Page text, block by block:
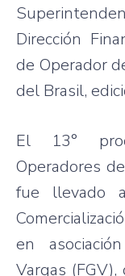
Dirección
de Operador
del Brasil,
El 13°
Operadores
fue llevado
en
Vargas